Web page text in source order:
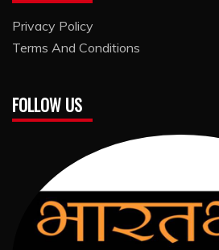
Privacy Policy
Terms And Conditions
FOLLOW US